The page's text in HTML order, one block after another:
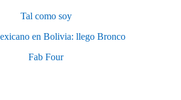
Tal como soy
en Bolivia: llego Bronco
Fab Four